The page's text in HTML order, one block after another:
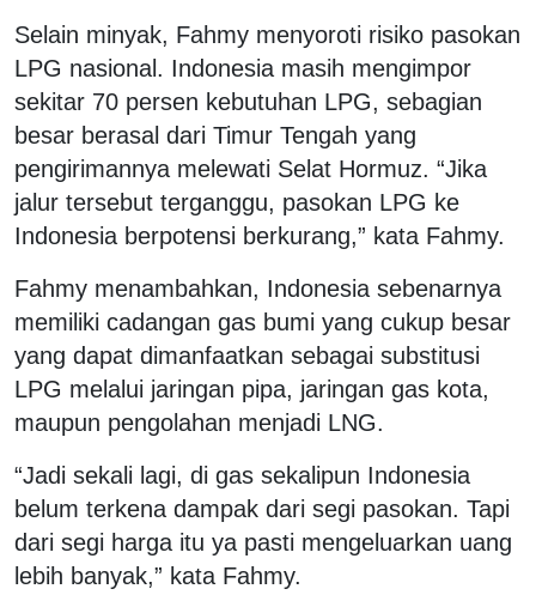
Selain minyak, Fahmy menyoroti risiko pasokan
LPG nasional. Indonesia masih mengimpor
sekitar 70 persen kebutuhan LPG, sebagian
besar berasal dari Timur Tengah yang
pengirimannya melewati Selat Hormuz. “Jika
jalur tersebut terganggu, pasokan LPG ke
Indonesia berpotensi berkurang,” kata Fahmy.
Fahmy menambahkan, Indonesia sebenarnya
memiliki cadangan gas bumi yang cukup besar
yang dapat dimanfaatkan sebagai substitusi
LPG melalui jaringan pipa, jaringan gas kota,
maupun pengolahan menjadi LNG.
“Jadi sekali lagi, di gas sekalipun Indonesia
belum terkena dampak dari segi pasokan. Tapi
dari segi harga itu ya pasti mengeluarkan uang
lebih banyak,” kata Fahmy.